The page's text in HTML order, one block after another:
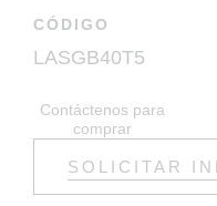
CÓDIGO
LASGB40T5
Contáctenos para
comprar
SOLICITAR